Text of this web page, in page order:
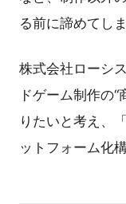
る前に諦めてし
株式会社ローシ
ドゲーム制作の
りたいと考え、
ットフォーム化